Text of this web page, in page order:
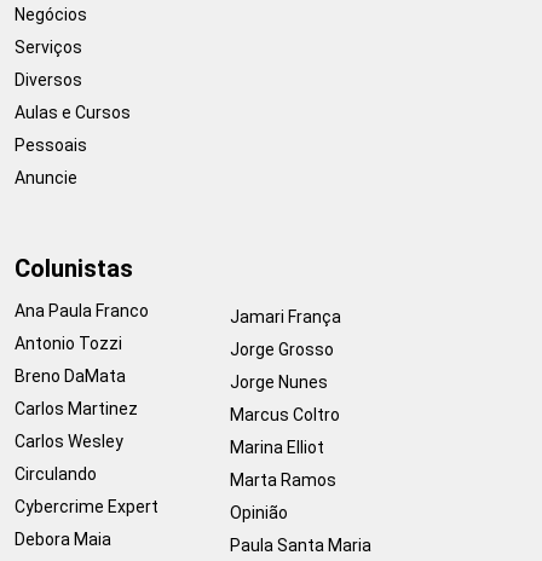
Negócios
Serviços
Diversos
Aulas e Cursos
Pessoais
Anuncie
Colunistas
Ana Paula Franco
Antonio Tozzi
Breno DaMata
Carlos Martinez
Carlos Wesley
Circulando
Cybercrime Expert
Debora Maia
Jamari França
Jorge Grosso
Jorge Nunes
Marcus Coltro
Marina Elliot
Marta Ramos
Opinião
Paula Santa Maria